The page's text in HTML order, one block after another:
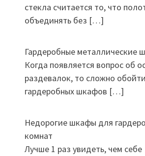
стекла считается то, что
объединять без […]
Гардеробные металлические
Когда появляется вопрос об
раздевалок, то сложно
гардеробных шкафов […]
Недорогие шкафы для
комнат
Лучше 1 раз увидеть, чем себе